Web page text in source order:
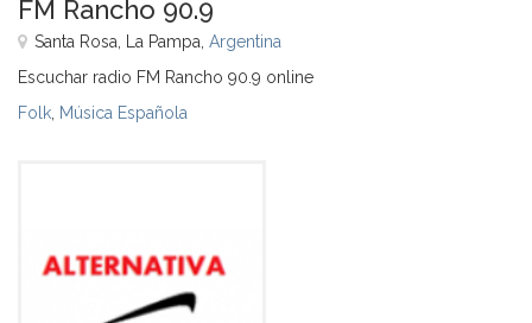
FM Rancho 90.9
Santa Rosa, La Pampa, Argentina
Escuchar radio FM Rancho 90.9 online
Folk Música Española